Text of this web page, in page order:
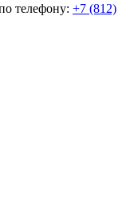
телефону: +7 (812)